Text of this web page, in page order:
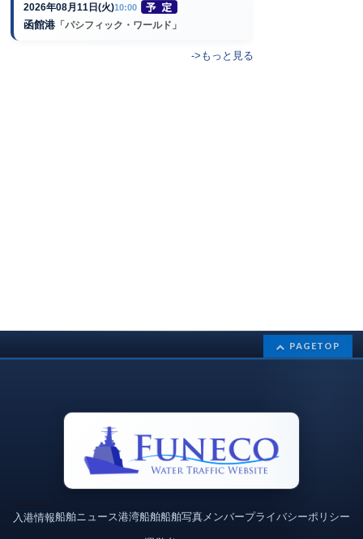
2026年08月11日(火)10:00
函館港 「パシフィック・ワールド」
->もっと見る
PAGETOP
入港情報船舶ニュース港湾船舶船舶写真メンバープライバシーポリシー